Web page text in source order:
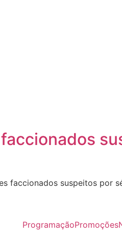
faccionados suspeitos
ProgramaçãoPromoções